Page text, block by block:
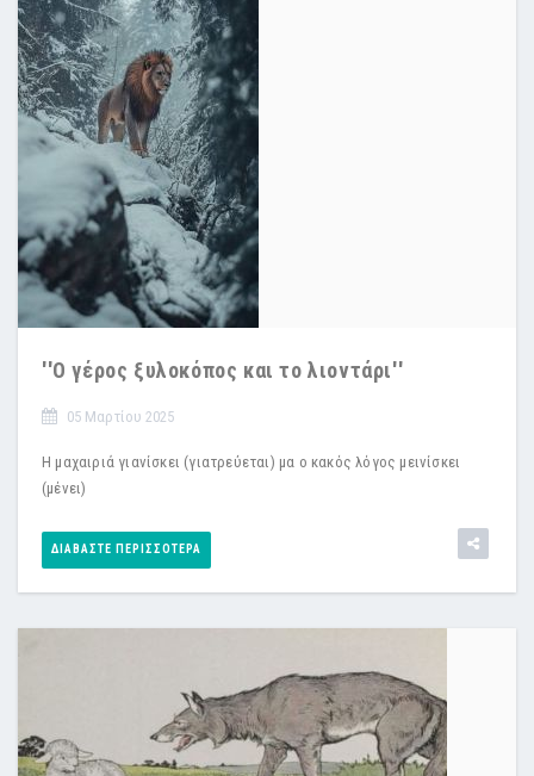
''Ο γέρος ξυλοκόπος και το λιοντάρι''
05 Μαρτίου 2025
Η μαχαιριά γιανίσκει (γιατρεύεται) μα ο κακός λόγος μεινίσκει
(μένει)
ΔΙΑΒΆΣΤΕ ΠΕΡΙΣΣΌΤΕΡΑ